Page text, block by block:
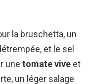
la bruschetta, un
et le sel
une tomate vive et
un léger salage